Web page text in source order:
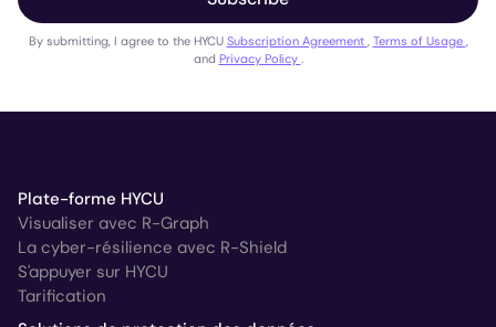
By submitting, I agree to the HYCU Subscription Agreement Terms of Usage
and Privacy Policy
Plate-forme HYCU
Visualiser avec R-Graph
La cyber-résilience avec R-Shield
S'appuyer sur HYCU
Tarification